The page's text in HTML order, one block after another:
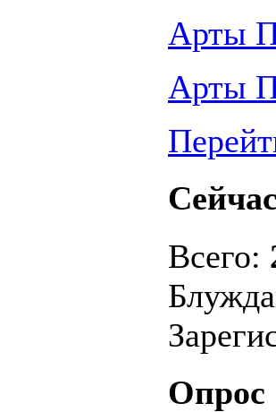
Арты
Арты
Всего:
Опрос